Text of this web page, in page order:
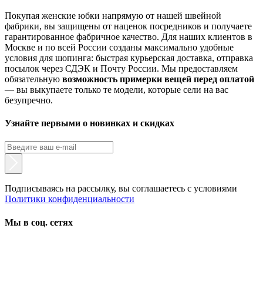
Покупая женские юбки напрямую от нашей швейной
фабрики, вы защищены от наценок посредников и получаете
гарантированное фабричное качество. Для наших клиентов в
Москве и по всей России созданы максимально удобные
условия для шопинга: быстрая курьерская доставка, отправка
посылок через СДЭК и Почту России. Мы предоставляем
обязательную возможность примерки вещей перед оплатой
— вы выкупаете только те модели, которые сели на вас
безупречно.
Узнайте первыми о новинках и скидках
Подписываясь на рассылку, вы соглашаетесь с условиями
Политики конфиденциальности
Мы в соц. сетях